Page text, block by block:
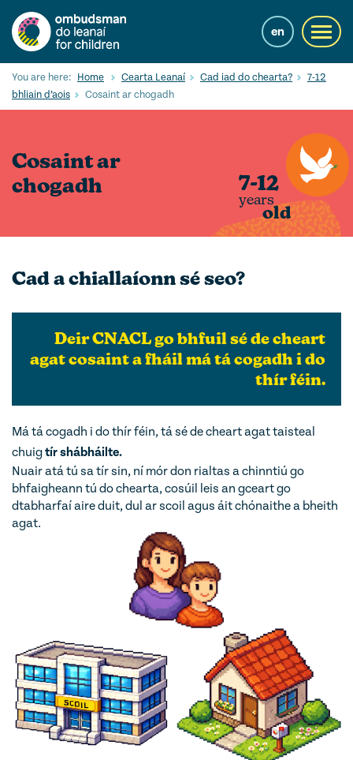
main
content
en
Cuardaigh
Cearta leanaí
Mol Eolais
Eolas Fúinn
You are here: Home Cearta Leanaí Cad iad do chearta?
7-12
bhliain d’aois
Cosaint ar chogadh
Cosaint ar
chogadh
7-12
years
old
Cad a chiallaíonn sé seo?
Deir CNACL go bhfuil sé de cheart
agat cosaint a fháil má tá cogadh i do
thír féin.
Má tá cogadh i do thír féin, tá sé de cheart agat taisteal
chuigtír shábháilte.
Nuair atá tú sa tír sin, ní mór don rialtas a chinntiú go
bhfaigheann tú do chearta, cosúil leis an gceart go
dtabharfaí aire duit, dul ar scoil agus áit chónaithe a bheith
agat.